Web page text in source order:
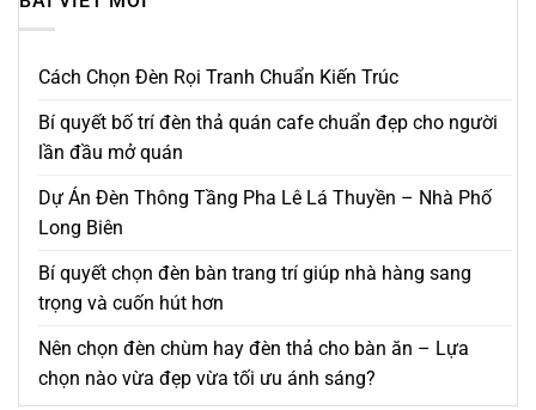
Cách Chọn Đèn Rọi Tranh Chuẩn Kiến Trúc
Bí quyết bố trí đèn thả quán cafe chuẩn đẹp cho người
lần đầu mở quán
Dự Án Đèn Thông Tầng Pha Lê Lá Thuyền – Nhà Phố
Long Biên
Bí quyết chọn đèn bàn trang trí giúp nhà hàng sang
trọng và cuốn hút hơn
Nên chọn đèn chùm hay đèn thả cho bàn ăn – Lựa
chọn nào vừa đẹp vừa tối ưu ánh sáng?